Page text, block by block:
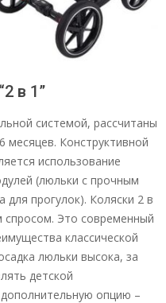
в 1”
системой, рассчитаны
Конструктивной
использование
(люльки с прочным
для прогулок). Коляски 2 в
Это современный
классической
люльки высока, за
детской
опцию –